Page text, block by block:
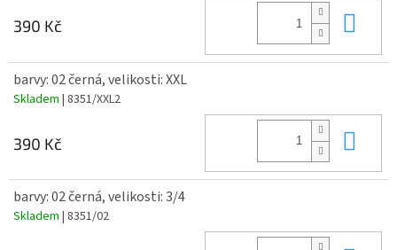
390 Kč
barvy: 02 černá, velikosti: XXL
Skladem | 8351/XXL2
390 Kč
barvy: 02 černá, velikosti: 3/4
Skladem | 8351/02